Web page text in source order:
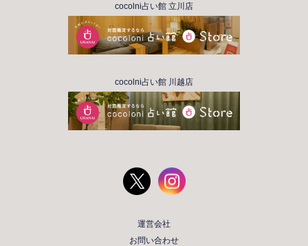
cocolni占い館 立川店
cocolni占い館 川越店
運営会社
お問い合わせ